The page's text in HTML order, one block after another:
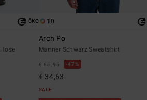
ÖKO 10
Arch Po
Männer Schwarz Sweatshirt
€ 65,95 47%
€ 34,63
SALE